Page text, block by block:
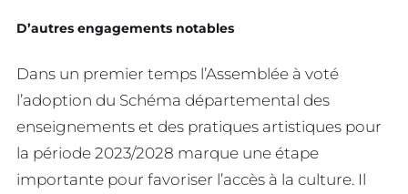
D’autres engagements notables
Dans un premier temps l’Assemblée à voté
l’adoption du Schéma départemental des
enseignements et des pratiques artistiques pour
la période 2023/2028 marque une étape
importante pour favoriser l’accès à la culture. Il